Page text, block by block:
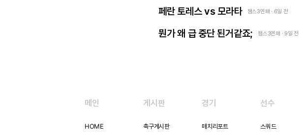
페란 토레스 vs 모라타 챔스3연패 · 6일 전
뭔가 왜 급 중단 된거같죠; 챔스3연패 · 9일 전
메인
HOME
게시판
축구게시판
경기
매치리포트
선수
스쿼드